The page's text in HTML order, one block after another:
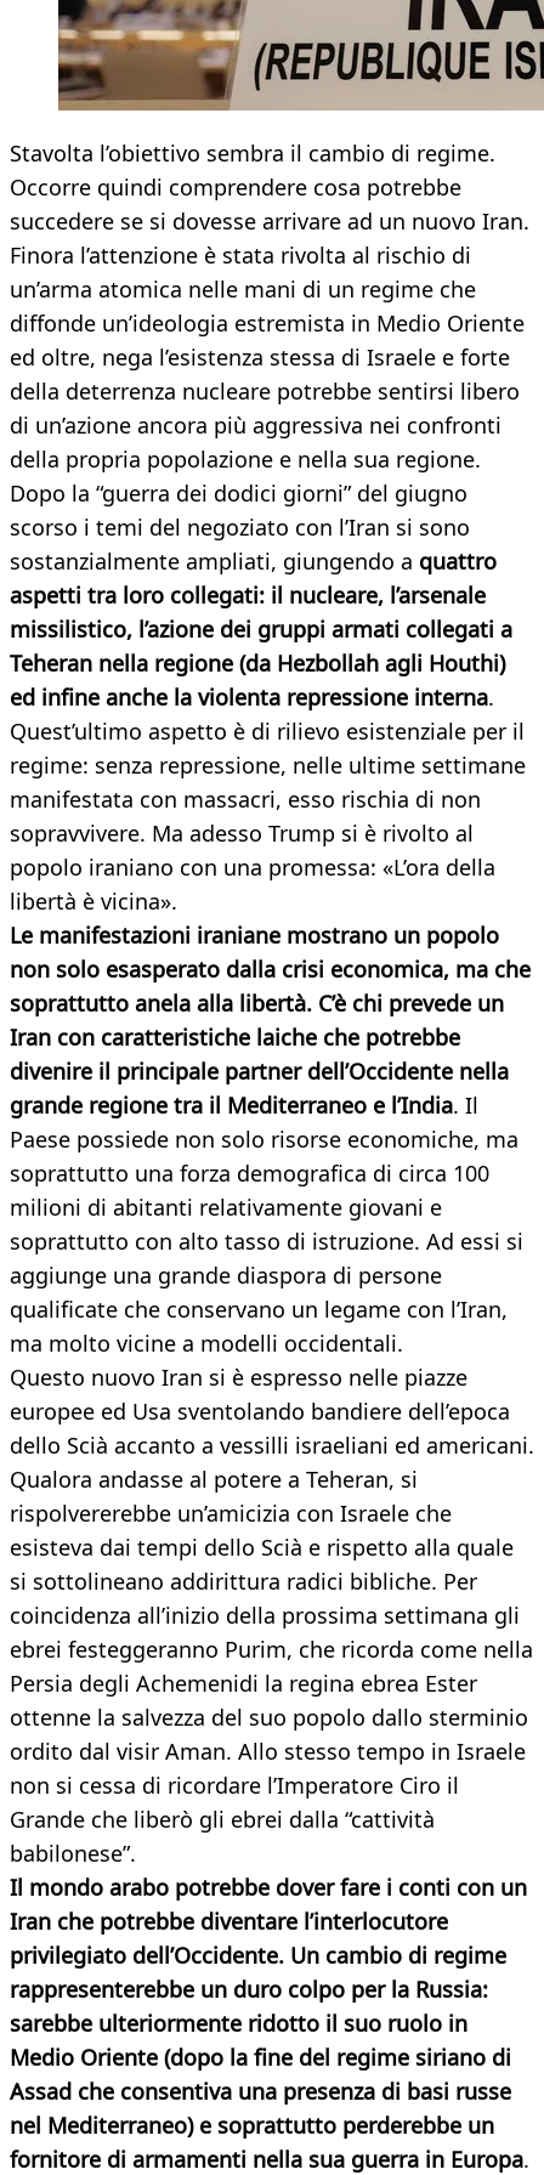
Stavolta l’obiettivo sembra il cambio di regime.
Occorre quindi comprendere cosa potrebbe
succedere se si dovesse arrivare ad un nuovo Iran.
Finora l’attenzione è stata rivolta al rischio di
un’arma atomica nelle mani di un regime che
diffonde un’ideologia estremista in Medio Oriente
ed oltre, nega l’esistenza stessa di Israele e forte
della deterrenza nucleare potrebbe sentirsi libero
di un’azione ancora più aggressiva nei confronti
della propria popolazione e nella sua regione.
Dopo la “guerra dei dodici giorni” del giugno
scorso i temi del negoziato con l’Iran si sono
sostanzialmente ampliati, giungendo a quattro
aspetti tra loro collegati: il nucleare, l’arsenale
missilistico, l’azione dei gruppi armati collegati a
Teheran nella regione (da Hezbollah agli Houthi)
ed infine anche la violenta repressione interna.
Quest’ultimo aspetto è di rilievo esistenziale per il
regime: senza repressione, nelle ultime settimane
manifestata con massacri, esso rischia di non
sopravvivere. Ma adesso Trump si è rivolto al
popolo iraniano con una promessa: «L’ora della
libertà è vicina».
Le manifestazioni iraniane mostrano un popolo
non solo esasperato dalla crisi economica, ma che
soprattutto anela alla libertà. C’è chi prevede un
Iran con caratteristiche laiche che potrebbe
divenire il principale partner dell’Occidente nella
grande regione tra il Mediterraneo e l’India. Il
Paese possiede non solo risorse economiche, ma
soprattutto una forza demografica di circa 100
milioni di abitanti relativamente giovani e
soprattutto con alto tasso di istruzione. Ad essi si
aggiunge una grande diaspora di persone
qualificate che conservano un legame con l’Iran,
ma molto vicine a modelli occidentali.
Questo nuovo Iran si è espresso nelle piazze
europee ed Usa sventolando bandiere dell’epoca
dello Scià accanto a vessilli israeliani ed americani.
Qualora andasse al potere a Teheran, si
rispolvererebbe un’amicizia con Israele che
esisteva dai tempi dello Scià e rispetto alla quale
si sottolineano addirittura radici bibliche. Per
coincidenza all’inizio della prossima settimana gli
ebrei festeggeranno Purim, che ricorda come nella
Persia degli Achemenidi la regina ebrea Ester
ottenne la salvezza del suo popolo dallo sterminio
ordito dal visir Aman. Allo stesso tempo in Israele
non si cessa di ricordare l’Imperatore Ciro il
Grande che liberò gli ebrei dalla “cattività
babilonese”.
Il mondo arabo potrebbe dover fare i conti con un
Iran che potrebbe diventare l’interlocutore
privilegiato dell’Occidente. Un cambio di regime
rappresenterebbe un duro colpo per la Russia:
sarebbe ulteriormente ridotto il suo ruolo in
Medio Oriente (dopo la fine del regime siriano di
Assad che consentiva una presenza di basi russe
nel Mediterraneo) e soprattutto perderebbe un
fornitore di armamenti nella sua guerra in Europa.